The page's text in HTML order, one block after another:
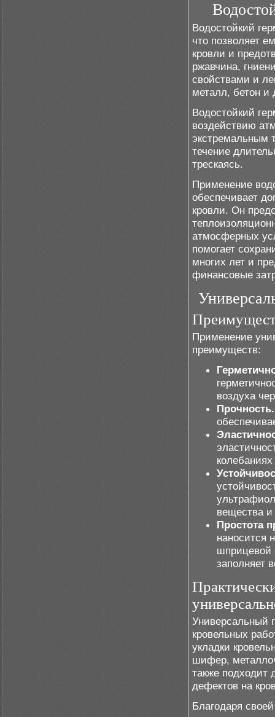
Водостойкий
что позволяет
кровли и
ржавчина,
свойствами и
металл, бетон и
Водостойкий
воздействию
экстремальным
течение
трескаясь.
Применение
обеспечивает
кровли. Он
атмосферных
помогает
многих лет и
финансовые
Применение
преимуществ:
воздуха
Прочность.
вещества и
Простота
наносится
шприцевой
заполняет
Универсальный
кровельных
укладки
шифер,
также подходит
дефектов на
Благодаря